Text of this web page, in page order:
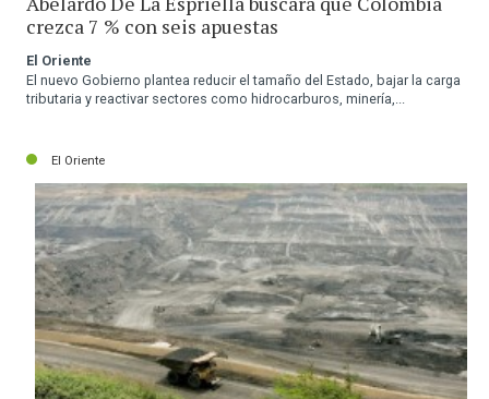
crezca 7 % con seis apuestas
El Oriente
El nuevo Gobierno plantea reducir el tamaño del Estado, bajar la carga
tributaria y reactivar sectores como hidrocarburos, minería,...
El Oriente